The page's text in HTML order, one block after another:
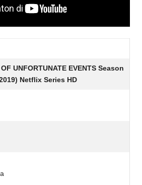
OF UNFORTUNATE EVENTS Season
Netflix Series HD